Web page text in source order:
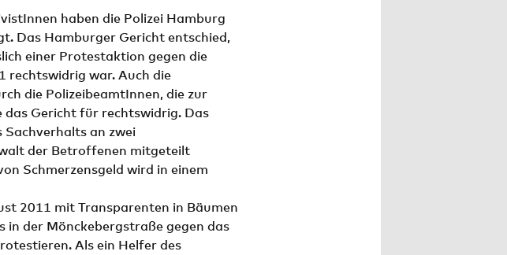
haben die Polizei Hamburg
Das Hamburger Gericht entschied,
einer Protestaktion gegen die
rechtswidrig war. Auch die
die PolizeibeamtInnen, die zur
Gericht für rechtswidrig. Das
an zwei
der Betroffenen mitgeteilt
Schmerzensgeld wird in einem
2011 mit Transparenten in Bäumen
in der Mönckebergstraße gegen das
Als ein Helfer des